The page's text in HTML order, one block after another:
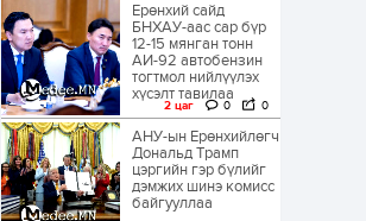
Ерөнхий сайд
БНХАУ-аас сар бүр
12-15 мянган тонн
АИ-92 автобензин
тогтмол нийлүүлэх
хүсэлт тавилаа
2 цаг 0 0
АНУ-ын Ерөнхийлөгч
Дональд Трамп
цэргийн гэр бүлийг
дэмжих шинэ комисс
байгууллаа